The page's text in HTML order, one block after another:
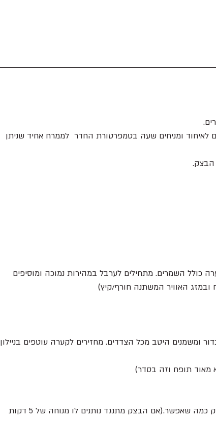
לאיחוד ומניחים שעה בטמפרטורת החדר  לממרח אחיד שניתן
הבצק.
כולל השמרים. מתחילים לערבל במהירות נמוכה ומוסיפים
האוויר המשתנה חורף/קיץ)
ומשמנים היטב מכל הצדדים. מחזירים לקערה עוטפים בניילון
תופח וזה בסדר)
מרדדים על משטח מעט מקומח עלה מלבני דקיק כמה שאפשר.(אם הבצק מתנגד נותנים לו מנוחה של 5 דקות